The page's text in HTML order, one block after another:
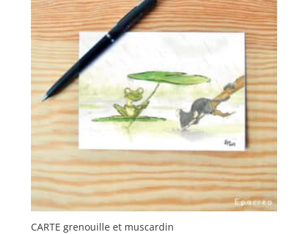
20,00€
CARTE grenouille et muscardin